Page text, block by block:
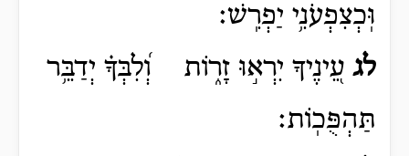
וּֽכְצִפְעֹנִ֥י יַפְרִֽשׁ׃
לג עֵ֭ינֶיךָ יִרְא֣וּ זָר֑וֹת וְ֝לִבְּךָ֗ יְדַבֵּ֥ר
תַּהְפֻּכֽוֹת׃